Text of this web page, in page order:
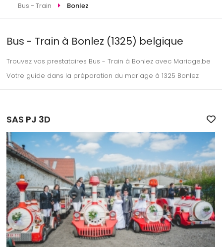
Bus - Train
Bonlez
Bus - Train à Bonlez (1325) belgique
Trouvez vos prestataires Bus - Train à Bonlez avec Mariage.be
Votre guide dans la préparation du mariage à 1325 Bonlez
SAS PJ 3D